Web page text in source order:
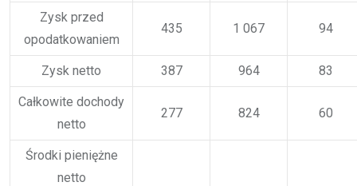
Zysk przed
opodatkowaniem
435 1 067 94
Zysk netto 387 964 83
Całkowite dochody
netto
277 824 60
Środki pieniężne
netto